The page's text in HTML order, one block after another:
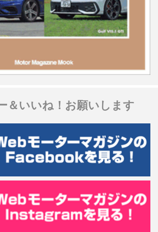
＆いいね！お願いします